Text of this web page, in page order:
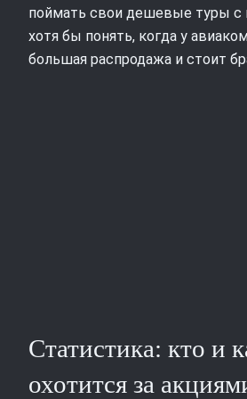
поймать свои дешевые туры с
хотя бы понять, когда у
большая распродажа и стоит
Статистика: кто и
охотится за